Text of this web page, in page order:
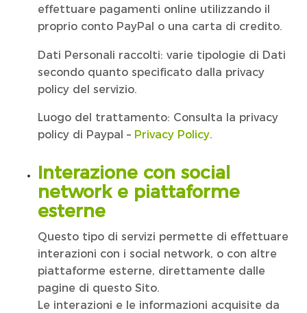
effettuare pagamenti online utilizzando il
proprio conto PayPal o una carta di credito.
Dati Personali raccolti: varie tipologie di Dati
secondo quanto specificato dalla privacy
policy del servizio.
Luogo del trattamento: Consulta la privacy
policy di Paypal – Privacy Policy.
Interazione con social
network e piattaforme
esterne
Questo tipo di servizi permette di effettuare
interazioni con i social network, o con altre
piattaforme esterne, direttamente dalle
pagine di questo Sito.
Le interazioni e le informazioni acquisite da